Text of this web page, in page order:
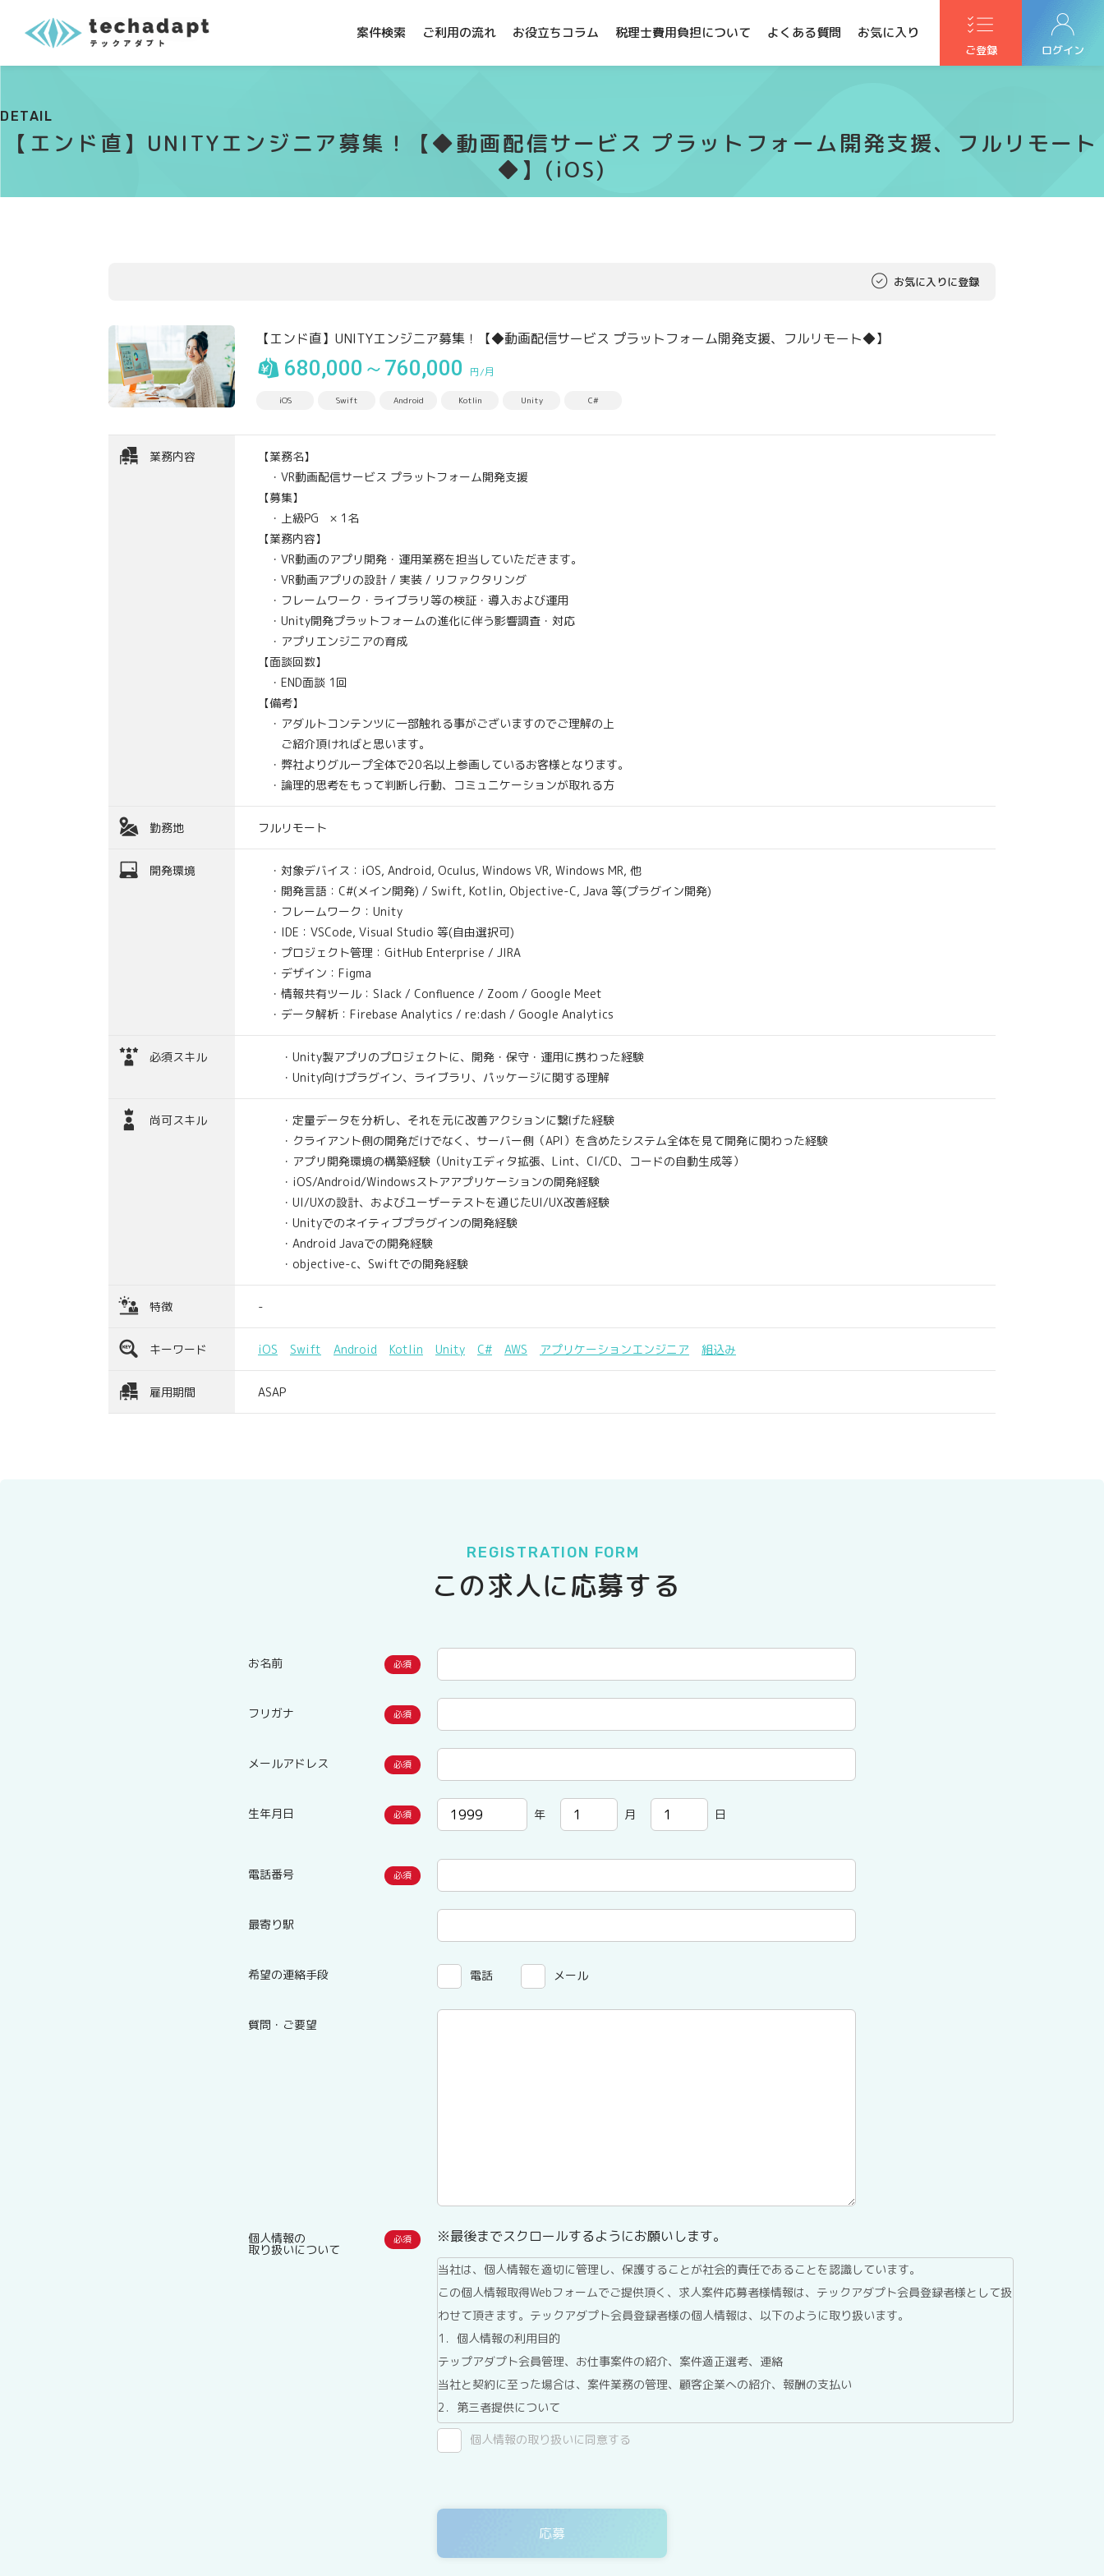
案件検索 ご利用の流れ お役立ちコラム 税理士費用負担について よくある質問 お気に入り
ご登録 ログイン
DETAIL
【エンド直】UNITYエンジニア募集！【◆動画配信サービス プラットフォーム開発支援、フルリモート
◆】(iOS)
お気に入りに登録
【エンド直】UNITYエンジニア募集！【◆動画配信サービス プラットフォーム開発支援、フルリモート◆】
680,000～760,000 円/月
iOS Swift Android Kotlin Unity C#
業務内容
【業務名】
・VR動画配信サービス プラットフォーム開発支援
【募集】
・上級PG × 1名
【業務内容】
・VR動画のアプリ開発・運用業務を担当していただきます。
・VR動画アプリの設計 / 実装 / リファクタリング
・フレームワーク・ライブラリ等の検証・導入および運用
・Unity開発プラットフォームの進化に伴う影響調査・対応
・アプリエンジニアの育成
【面談回数】
・END面談 1回
【備考】
・アダルトコンテンツに一部触れる事がございますのでご理解の上
ご紹介頂ければと思います。
・弊社よりグループ全体で20名以上参画しているお客様となります。
・論理的思考をもって判断し行動、コミュニケーションが取れる方
勤務地 フルリモート
開発環境
・対象デバイス：iOS, Android, Oculus, Windows VR, Windows MR, 他
・開発言語：C#(メイン開発) / Swift, Kotlin, Objective-C, Java 等(プラグイン開発)
・フレームワーク：Unity
・IDE：VSCode, Visual Studio 等(自由選択可)
・プロジェクト管理：GitHub Enterprise / JIRA
・デザイン：Figma
・情報共有ツール：Slack / Confluence / Zoom / Google Meet
・データ解析：Firebase Analytics / re:dash / Google Analytics
必須スキル
・Unity製アプリのプロジェクトに、開発・保守・運用に携わった経験
・Unity向けプラグイン、ライブラリ、パッケージに関する理解
尚可スキル
・定量データを分析し、それを元に改善アクションに繋げた経験
・クライアント側の開発だけでなく、サーバー側（API）を含めたシステム全体を見て開発に関わった経験
・アプリ開発環境の構築経験（Unityエディタ拡張、Lint、CI/CD、コードの自動生成等）
・iOS/Android/Windowsストアアプリケーションの開発経験
・UI/UXの設計、およびユーザーテストを通じたUI/UX改善経験
・Unityでのネイティブプラグインの開発経験
・Android Javaでの開発経験
・objective-c、Swiftでの開発経験
特徴 -
キーワード iOS Swift Android Kotlin Unity C# AWS アプリケーションエンジニア 組込み
雇用期間 ASAP
REGISTRATION FORM
この求人に応募する
お名前
フリガナ
メールアドレス
生年月日 年 月 日
電話番号
最寄り駅
希望の連絡手段 電話 メール
質問・ご要望
個人情報の
取り扱いについて
※最後までスクロールするようにお願いします。
当社は、個人情報を適切に管理し、保護することが社会的責任であることを認識しています。
この個人情報取得Webフォームでご提供頂く、求人案件応募者様情報は、テックアダプト会員登録者様として扱
わせて頂きます。テックアダプト会員登録者様の個人情報は、以下のように取り扱います。
1．個人情報の利用目的
テップアダプト会員管理、お仕事案件の紹介、案件適正選考、連絡
当社と契約に至った場合は、案件業務の管理、顧客企業への紹介、報酬の支払い
2．第三者提供について
テックアダプト会員登録者情報は、法令に基づく場合、委託する場合を除き、第三者へ提供することはありませ
ん。
4．開示等の請求について
個人情報の取り扱いに同意する